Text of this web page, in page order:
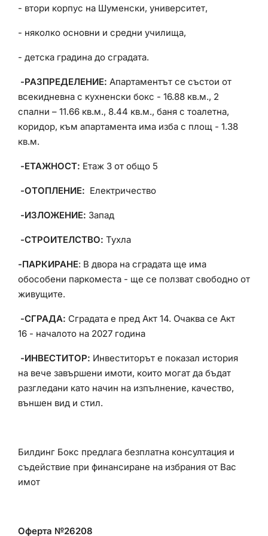
- втори корпус на Шуменски, университет,
- няколко основни и средни училища,
- детска градина до сградата.
-РАЗПРЕДЕЛЕНИЕ: Апартаментът се състои от
всекидневна с кухненски бокс - 16.88 кв.м., 2
спални – 11.66 кв.м., 8.44 кв.м., баня с тоалетна,
коридор, към апартамента има изба с площ - 1.38
кв.м.
-ЕТАЖНОСТ: Етаж 3 от общо 5
-ОТОПЛЕНИЕ: Електричество
-ИЗЛОЖЕНИЕ: Запад
-СТРОИТЕЛСТВО: Тухла
-ПАРКИРАНЕ: В двора на сградата ще има
обособени паркоместа - ще се ползват свободно от
живущите.
-СГРАДА: Сградата е пред Акт 14. Очаква се Акт
16 - началото на 2027 година
-ИНВЕСТИТОР: Инвеститорът е показал история
на вече завършени имоти, които могат да бъдат
разгледани като начин на изпълнение, качество,
външен вид и стил.
Билдинг Бокс предлага безплатна консултация и
съдействие при финансиране на избрания от Вас
имот
Оферта №26208